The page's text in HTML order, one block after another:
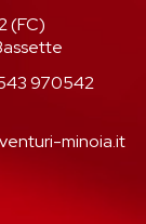
(FC)
970542
minoia.it